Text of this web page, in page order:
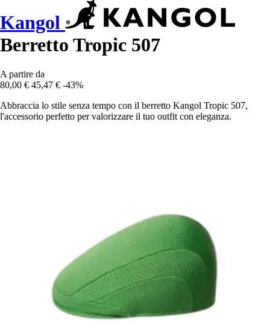
Kangol
Berretto Tropic 507
A partire da
80,00 € 45,47 € -43%
Abbraccia lo stile senza tempo con il berretto Kangol Tropic 507,
l'accessorio perfetto per valorizzare il tuo outfit con eleganza.